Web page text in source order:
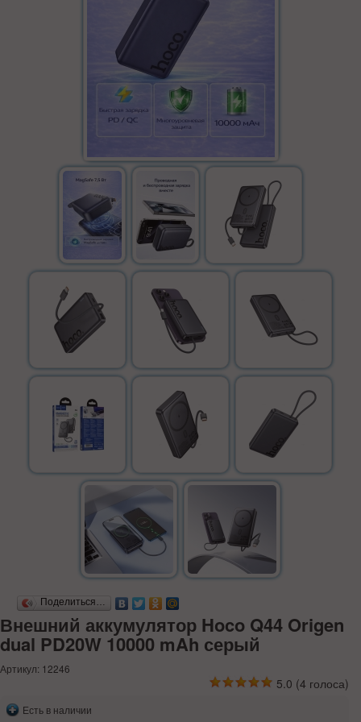
Поделиться…
Внешний аккумулятор Hoco Q44 Origen
dual PD20W 10000 mAh серый
Артикул: 12246
5.0 (4 голоса)
Есть в наличии